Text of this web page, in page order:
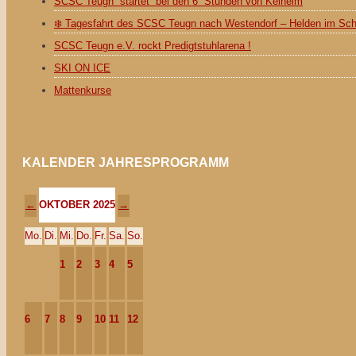
❄️ Tagesfahrt des SCSC Teugn nach Westendorf – Helden im
SCSC Teugn e.V. rockt Predigtstuhlarena !
SKI ON ICE
Mattenkurse
KALENDER JAHRESPROGRAMM
← OKTOBER 2025 →
Mo. Di. Mi. Do. Fr. Sa. So.
1 2 3 4 5
6 7 8 9 10 11 12